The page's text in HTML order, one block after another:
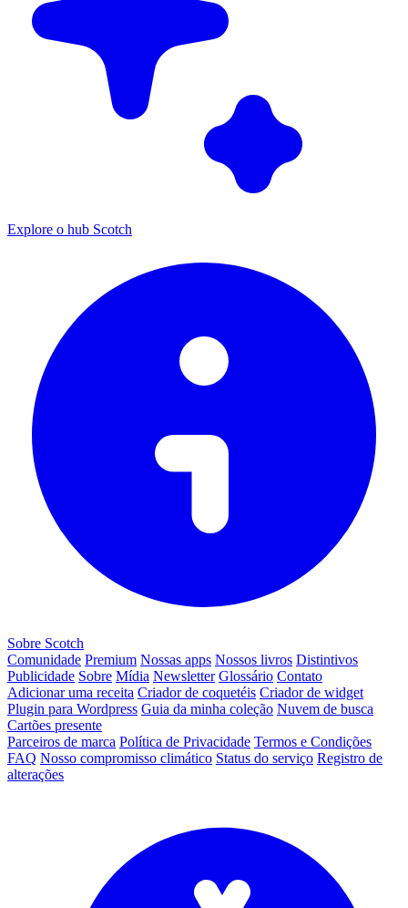
Explore o hub Scotch
Sobre Scotch
Comunidade Premium Nossas apps Nossos livros Distintivos
Publicidade Sobre Mídia Newsletter Glossário Contato
Adicionar uma receita Criador de coquetéis Criador de widget
Plugin para Wordpress Guia da minha coleção Nuvem de busca
Cartões presente
Parceiros de marca Política de Privacidade Termos e Condições
FAQ Nosso compromisso climático Status do serviço Registro de
alterações